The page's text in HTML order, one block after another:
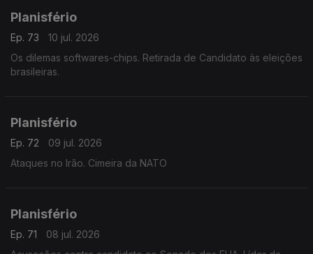
Planisfério
Ep. 73
10 jul. 2026
Os dilemas softwares-chips. Retirada de Candidato às eleições
brasileiras.
Planisfério
Ep. 72
09 jul. 2026
Ataques no Irão. Cimeira da NATO
Planisfério
Ep. 71
08 jul. 2026